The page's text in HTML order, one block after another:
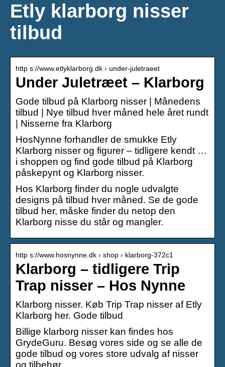
Etly klarborg nisser
tilbud
http s://www.etlyklarborg.dk › under-juletraeet
Under Juletræet – Klarborg
Gode tilbud på Klarborg nisser | Månedens
tilbud | Nye tilbud hver måned hele året rundt
| Nisserne fra Klarborg
HosNynne forhandler de smukke Etly
Klarborg nisser og figurer – tidligere kendt …
i shoppen og find gode tilbud på Klarborg
påskepynt og Klarborg nisser.
Hos Klarborg finder du nogle udvalgte
designs på tilbud hver måned. Se de gode
tilbud her, måske finder du netop den
Klarborg nisse du står og mangler.
http s://www.hosnynne.dk › shop › klarborg-372c1
Klarborg – tidligere Trip
Trap nisser – Hos Nynne
Klarborg nisser. Køb Trip Trap nisser af Etly
Klarborg her. Gode tilbud
Billige klarborg nisser kan findes hos
GrydeGuru. Besøg vores side og se alle de
gode tilbud og vores store udvalg af nisser
og tilbehør.